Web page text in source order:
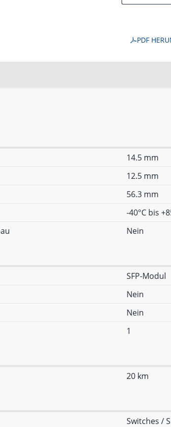
PDF
14.5 mm
12.5 mm
56.3 mm
-40°C bis
Nein
SFP-Modul
Nein
Nein
1
20 km
Switches /